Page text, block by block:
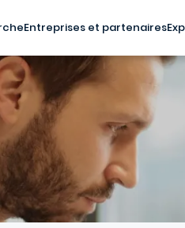
Entreprises et partenaires